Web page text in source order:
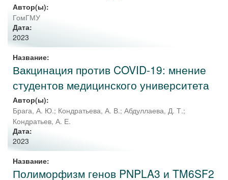
Автор(ы):
ГомГМУ
Дата:
2023
Название:
Вакцинация против COVID-19: мнение
студентов медицинского университета
Автор(ы):
Брага, А. Ю.; Кондратьева, А. В.; Абдуллаева, Д. Т.;
Кондратьев, А. Е.
Дата:
2023
Название:
Полиморфизм генов PNPLA3 и TM6SF2